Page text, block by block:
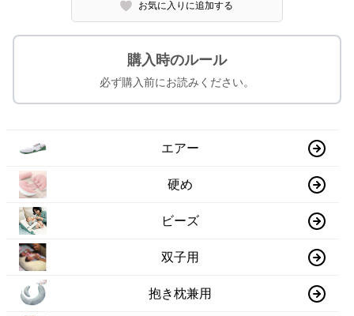
お気に入りに追加する
購入時のルール
必ず購入前にお読みください。
エアー
硬め
ビーズ
双子用
抱き枕兼用